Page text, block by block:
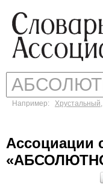
Например: Хрустальный,
Ассоциации